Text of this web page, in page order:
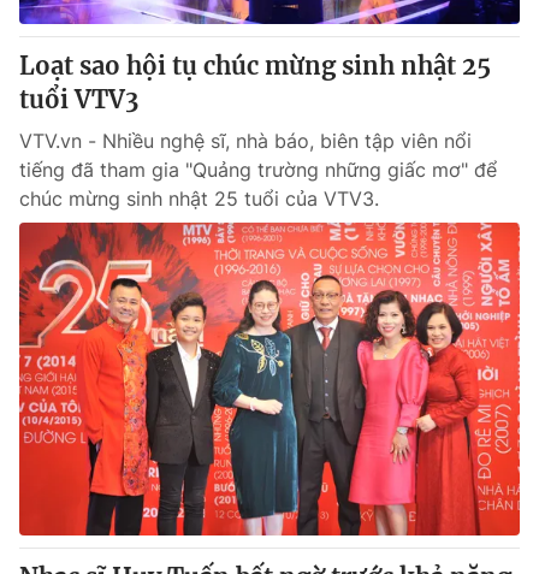
Loạt sao hội tụ chúc mừng sinh nhật 25
tuổi VTV3
VTV.vn - Nhiều nghệ sĩ, nhà báo, biên tập viên nổi
tiếng đã tham gia "Quảng trường những giấc mơ" để
chúc mừng sinh nhật 25 tuổi của VTV3.